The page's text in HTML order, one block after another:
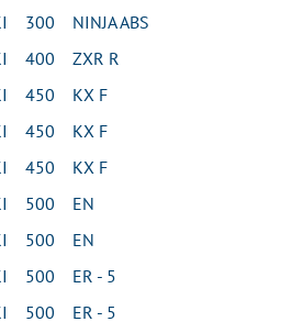
300 NINJA ABS
400 ZXR R
450 KX F
450 KX F
450 KX F
500 EN
500 EN
500 ER - 5
500 ER - 5